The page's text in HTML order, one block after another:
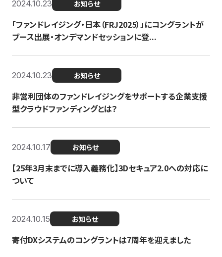
2024.10.23 お知らせ
「ファンドレイジング・日本（FRJ2025）」にコングラントが
ブース出展・オンデマンドセッションに登...
2024.10.23 お知らせ
非営利団体のファンドレイジングをサポートする企業支援
型クラウドファンディングとは？
2024.10.17 お知らせ
【25年3月末までに導入義務化】3Dセキュア2.0への対応に
ついて
2024.10.15 お知らせ
寄付DXシステムのコングラントは7周年を迎えました